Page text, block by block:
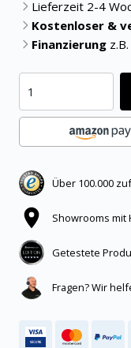
Lieferzeit 2-4
Kostenloser &
Finanzierung
Über 100.000
Showrooms mit
Getestete
Fragen? Wir